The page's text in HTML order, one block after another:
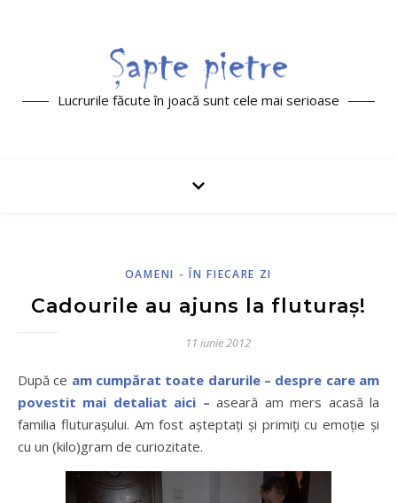
Lucrurile făcute în joacă sunt cele mai serioase
OAMENI - ÎN FIECARE ZI
Cadourile au ajuns la fluturaș!
11 iunie 2012
După ce am cumpărat toate darurile – despre care am
povestit mai detaliat aici – aseară am mers acasă la
familia fluturașului. Am fost așteptați și primiți cu emoție și
cu un (kilo)gram de curiozitate.